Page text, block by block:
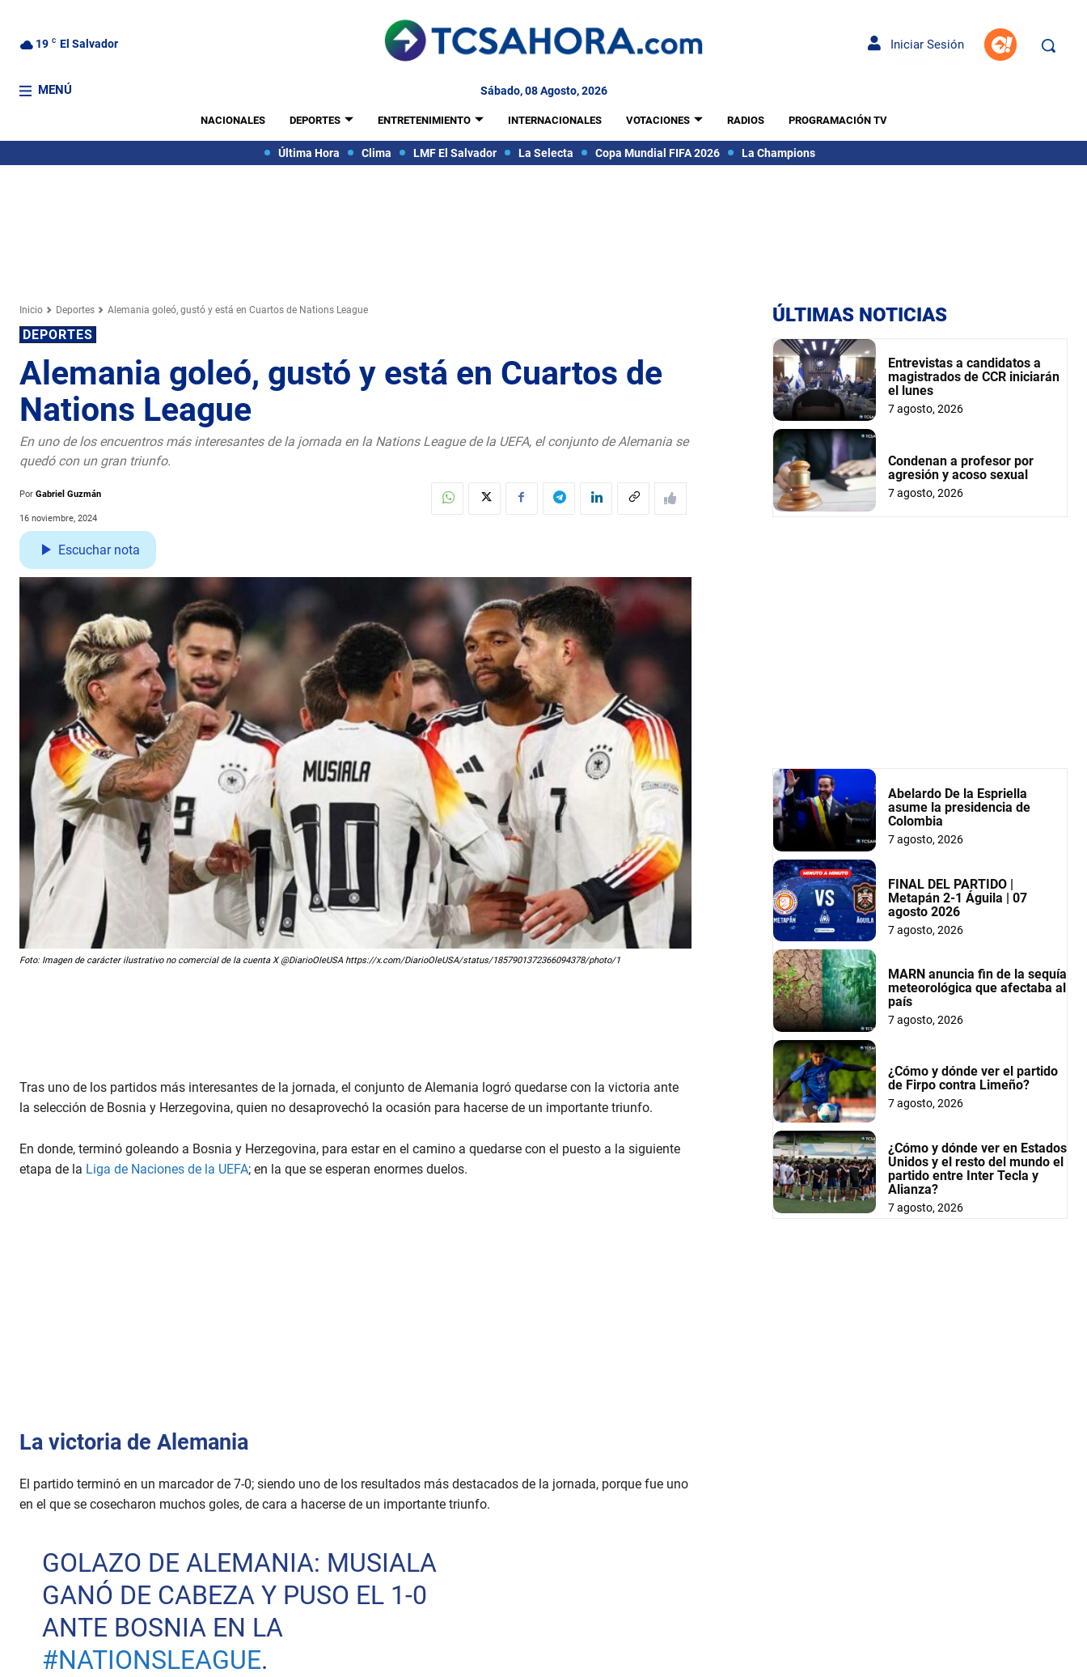
19 C El Salvador Iniciar Sesión
MENÚ Sábado, 08 Agosto, 2026
NACIONALES DEPORTES ENTRETENIMIENTO INTERNACIONALES VOTACIONES RADIOS PROGRAMACIÓN TV
Última Hora Clima LMF El Salvador La Selecta Copa Mundial FIFA 2026 La Champions
Inicio Deportes Alemania goleó, gustó y está en Cuartos de Nations League
DEPORTES
Alemania goleó, gustó y está en Cuartos de
Nations League
En uno de los encuentros más interesantes de la jornada en la Nations League de la UEFA, el conjunto de Alemania se
quedó con un gran triunfo.
Por Gabriel Guzmán
16 noviembre, 2024
Escuchar nota
Foto: Imagen de carácter ilustrativo no comercial de la cuenta X @DiarioOleUSA https://x.com/DiarioOleUSA/status/1857901372366094378/photo/1
Tras uno de los partidos más interesantes de la jornada, el conjunto de Alemania logró quedarse con la victoria ante
la selección de Bosnia y Herzegovina, quien no desaprovechó la ocasión para hacerse de un importante triunfo.
En donde, terminó goleando a Bosnia y Herzegovina, para estar en el camino a quedarse con el puesto a la siguiente
etapa de la Liga de Naciones de la UEFA; en la que se esperan enormes duelos.
La victoria de Alemania
El partido terminó en un marcador de 7-0; siendo uno de los resultados más destacados de la jornada, porque fue uno
en el que se cosecharon muchos goles, de cara a hacerse de un importante triunfo.
GOLAZO DE ALEMANIA: MUSIALA
GANÓ DE CABEZA Y PUSO EL 1-0
ANTE BOSNIA EN LA
#NATIONSLEAGUE.
ÚLTIMAS NOTICIAS
Entrevistas a candidatos a
magistrados de CCR iniciarán
el lunes
7 agosto, 2026
Condenan a profesor por
agresión y acoso sexual
7 agosto, 2026
Abelardo De la Espriella
asume la presidencia de
Colombia
7 agosto, 2026
FINAL DEL PARTIDO |
Metapán 2-1 Águila | 07
agosto 2026
7 agosto, 2026
MARN anuncia fin de la sequía
meteorológica que afectaba al
país
7 agosto, 2026
¿Cómo y dónde ver el partido
de Firpo contra Limeño?
7 agosto, 2026
¿Cómo y dónde ver en Estados
Unidos y el resto del mundo el
partido entre Inter Tecla y
Alianza?
7 agosto, 2026